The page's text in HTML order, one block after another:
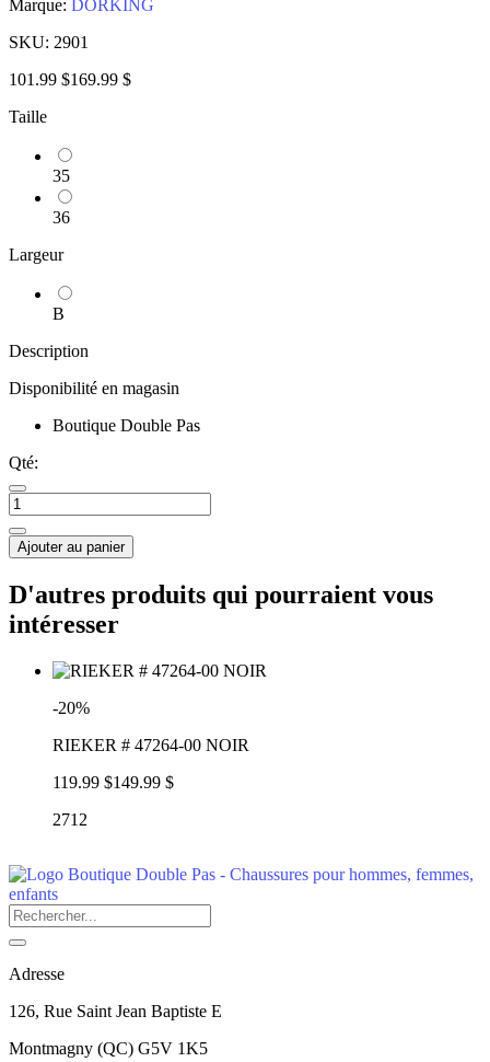
Marque: DORKING
SKU: 2901
101.99 $169.99 $
Taille
35
36
Largeur
B
Description
Disponibilité en magasin
Boutique Double Pas
Qté:
Ajouter au panier
D'autres produits qui pourraient vous
intéresser
-20%
RIEKER # 47264-00 NOIR
119.99 $149.99 $
2712
Adresse
126, Rue Saint Jean Baptiste E
Montmagny (QC) G5V 1K5